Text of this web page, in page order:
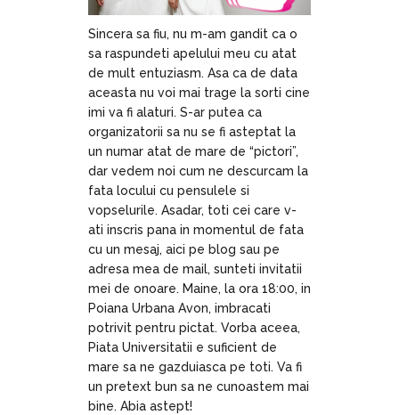
Sincera sa fiu, nu m-am gandit ca o
sa raspundeti apelului meu cu atat
de mult entuziasm. Asa ca de data
aceasta nu voi mai trage la sorti cine
imi va fi alaturi. S-ar putea ca
organizatorii sa nu se fi asteptat la
un numar atat de mare de “pictori”,
dar vedem noi cum ne descurcam la
fata locului cu pensulele si
vopselurile. Asadar, toti cei care v-
ati inscris pana in momentul de fata
cu un mesaj, aici pe blog sau pe
adresa mea de mail, sunteti invitatii
mei de onoare. Maine, la ora 18:00, in
Poiana Urbana Avon, imbracati
potrivit pentru pictat. Vorba aceea,
Piata Universitatii e suficient de
mare sa ne gazduiasca pe toti. Va fi
un pretext bun sa ne cunoastem mai
bine. Abia astept!